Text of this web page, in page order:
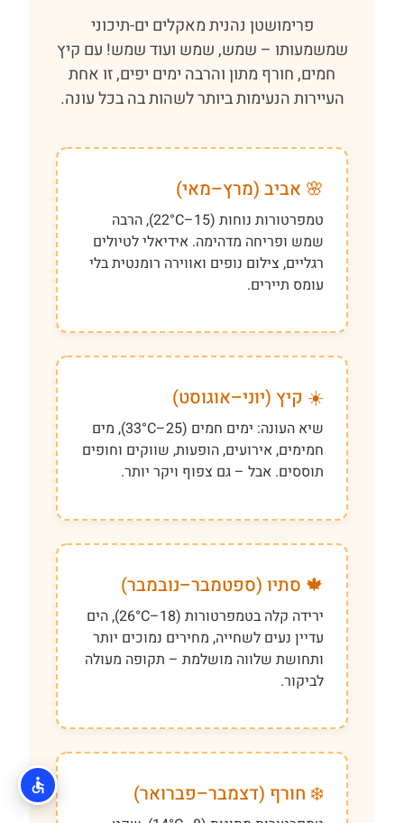
פרימושטן נהנית מאקלים ים-תיכוני
שמשמעותו – שמש, שמש ועוד שמש! עם קיץ
חמים, חורף מתון והרבה ימים יפים, זו אחת
העיירות הנעימות ביותר לשהות בה בכל עונה.
🌸 אביב (מרץ–מאי)
טמפרטורות נוחות (15–22°C), הרבה
שמש ופריחה מדהימה. אידיאלי לטיולים
רגליים, צילום נופים ואווירה רומנטית בלי
עומס תיירים.
☀️ קיץ (יוני–אוגוסט)
שיא העונה: ימים חמים (25–33°C), מים
חמימים, אירועים, הופעות, שווקים וחופים
תוססים. אבל – גם צפוף ויקר יותר.
🍁 סתיו (ספטמבר–נובמבר)
ירידה קלה בטמפרטורות (18–26°C), הים
עדיין נעים לשחייה, מחירים נמוכים יותר
ותחושת שלווה מושלמת – תקופה מעולה
לביקור.
❄️ חורף (דצמבר–פברואר)